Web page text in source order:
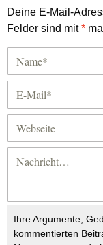
Deine E-Mail-
Felder sind mit*
Ihre Argumente,
kommentierten